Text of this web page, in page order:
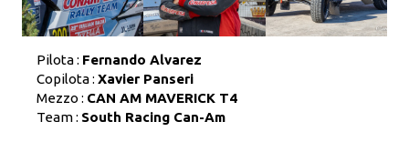
Pilota : Fernando Alvarez
Copilota : Xavier Panseri
Mezzo : CAN AM MAVERICK T4
Team : South Racing Can-Am